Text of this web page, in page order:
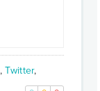
,Twitter,